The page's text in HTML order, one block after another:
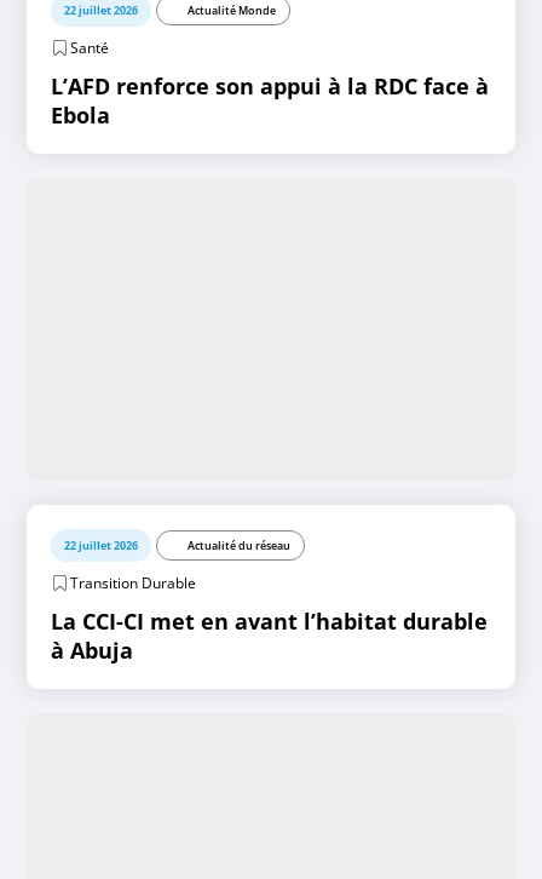
22 juillet 2026 Actualité Monde
Santé
L’AFD renforce son appui à la RDC face à
Ebola
22 juillet 2026 Actualité du réseau
Transition Durable
La CCI-CI met en avant l’habitat durable
à Abuja